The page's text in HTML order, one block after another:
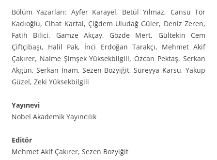
Bölüm Yazarları: Ayfer Karayel, Betül Yılmaz, Cansu Tor
Kadıoğlu, Cihat Kartal, Çiğdem Uludağ Güler, Deniz Zeren,
Fatih Bilici, Gamze Akçay, Gözde Mert, Gültekin Cem
Çiftçibaşı, Halil Pak, İnci Erdoğan Tarakçı, Mehmet Akif
Çakırer, Naime Şimşek Yüksekbilgili, Özcan Pektaş, Serkan
Akgün, Serkan İnam, Sezen Bozyiğit, Süreyya Karsu, Yakup
Güzel, Zeki Yüksekbilgili
Yayınevi
Nobel Akademik Yayıncılık
Editör
Mehmet Akif Çakırer, Sezen Bozyiğit